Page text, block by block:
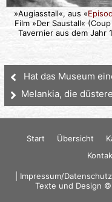
»Augiasstall«, aus «
Film »Der Saustall«
Tavernier aus dem Jahr
Hat das Museum
Melankia, die
Start Übersicht
Impressum/
Texte und Design ©